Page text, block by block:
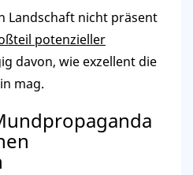
Landschaft nicht präsent
potenzieller
davon, wie exzellent die
mag.